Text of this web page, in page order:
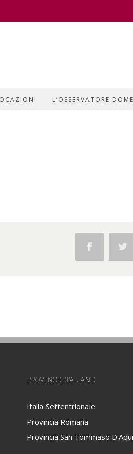
L’OSSERVATORE
Facebook
PROVINCE ITALIANE
Italia Settentrionale
Provincia Romana
Provincia San Tommaso